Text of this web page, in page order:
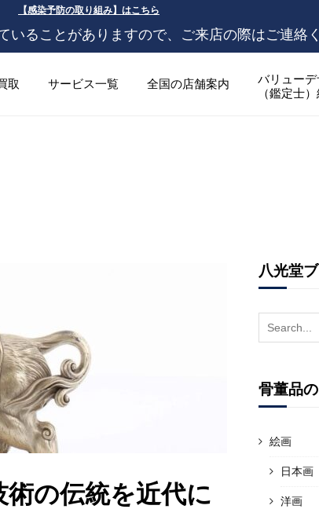
【感染予防の取り組み】はこちら
いることがありますので、ご来店の際はご連絡
取 サービス一覧 全国の店舗案内
バリュー
（鑑定士
の伝統を近代に
八光堂
Search
for:
骨董品
絵画
日本画
洋画